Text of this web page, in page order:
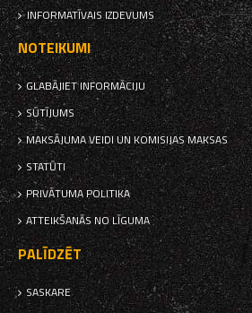
INFORMATĪVAIS IZDEVUMS
NOTEIKUMI
GLABĀJIET INFORMĀCIJU
SŪTĪJUMS
MAKSĀJUMA VEIDI UN KOMISIJAS MAKSAS
STATŪTI
PRIVĀTUMA POLITIKA
ATTEIKŠANĀS NO LĪGUMA
PALĪDZĒT
SASKARE